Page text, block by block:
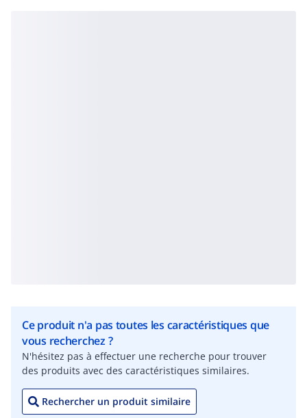
Ce produit n'a pas toutes les caractéristiques que
vous recherchez ?
N'hésitez pas à effectuer une recherche pour trouver
des produits avec des caractéristiques similaires.
Rechercher un produit similaire